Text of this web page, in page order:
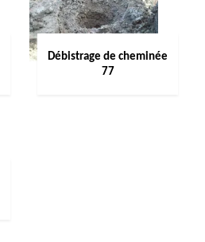
Débistrage de cheminée
77